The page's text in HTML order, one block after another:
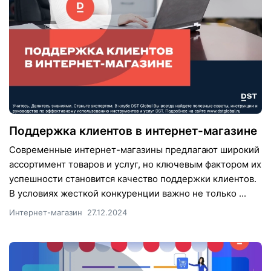
Поддержка клиентов в интернет-магазине
Современные интернет-магазины предлагают широкий
ассортимент товаров и услуг, но ключевым фактором их
успешности становится качество поддержки клиентов.
В условиях жесткой конкуренции важно не только ...
Интернет-магазин 27.12.2024